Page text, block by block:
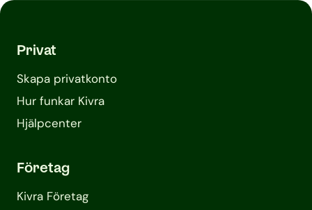
Privat
Skapa privatkonto
Hur funkar Kivra
Hjälpcenter
Företag
Kivra Företag